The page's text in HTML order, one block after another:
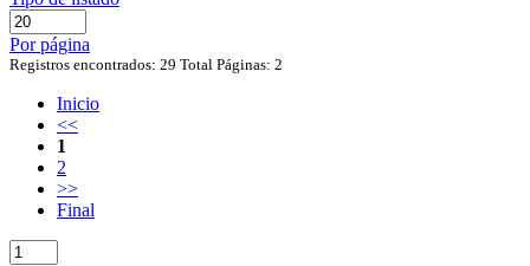
Por página
Registros encontrados: 29 Total Páginas: 2
Inicio
<<
1
2
>>
Final